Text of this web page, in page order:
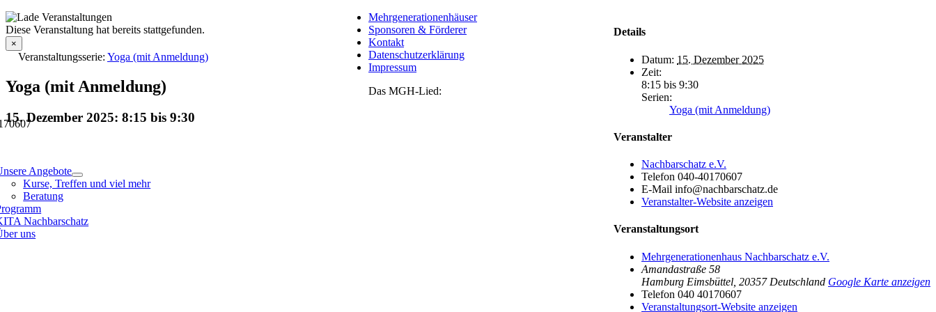
Skip
to
content
Angebote
Kurse, Treffen und viel mehr
Beratung
Nachbarschatz
uns
Veranstaltungsdetails
Diese Veranstaltung hat bereits stattgefunden.
×
Veranstaltungsserie: Yoga (mit Anmeldung)
Yoga (mit Anmeldung)
15. Dezember 2025: 8:15 bis 9:30
Details
Datum: 15. Dezember 2025
Zeit:
8:15 bis 9:30
Serien:
Yoga (mit Anmeldung)
Veranstalter
Nachbarschatz e.V.
Telefon 040-40170607
E-Mail info@nachbarschatz.de
Veranstalter-Website anzeigen
Veranstaltungsort
Mehrgenerationenhaus Nachbarschatz e.V.
Amandastraße 58
Hamburg Eimsbüttel 20357 Deutschland Google Karte anzeigen
Telefon 040 40170607
Veranstaltungsort-Website anzeigen
Mehrgenerationenhäuser
Sponsoren & Förderer
Kontakt
Datenschutzerklärung
Impressum
Das MGH-Lied: